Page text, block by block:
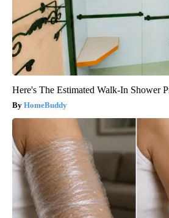
Here's The Estimated Walk-In Shower
HomeBuddy